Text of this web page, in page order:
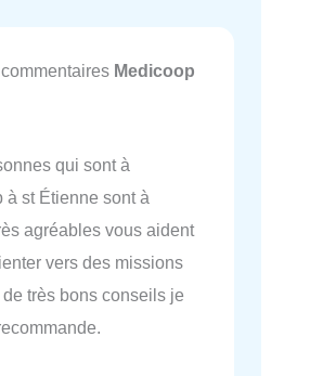
Medicoop
qui sont à
à st Étienne sont à
agréables vous aident
vers des missions
très bons conseils je